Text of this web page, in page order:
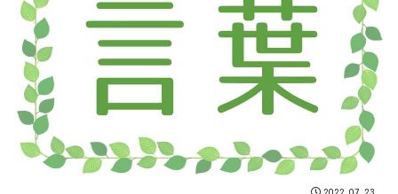
2022.07.23